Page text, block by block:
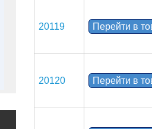
20119 Перейти в
20120 Перейти в